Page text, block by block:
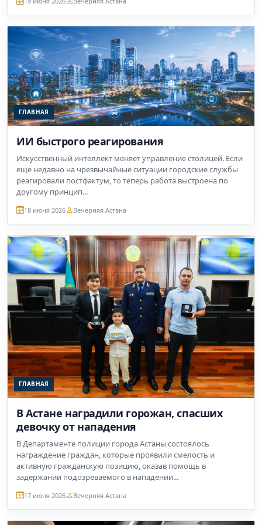
ГЛАВНАЯ
ИИ быстрого реагирования
Искусственный интеллект меняет управление столицей. Если
еще недавно на чрезвычайные ситуации городские службы
реагировали постфактум, то теперь работа выстроена по
другому принцип...
18 июня 2026 Вечерняя Астана
ГЛАВНАЯ
В Астане наградили горожан, спасших
девочку от нападения
В Департаменте полиции города Астаны состоялось
награждение граждан, которые проявили смелость и
активную гражданскую позицию, оказав помощь в
задержании подозреваемого в нападении...
17 июня 2026 Вечерняя Астана